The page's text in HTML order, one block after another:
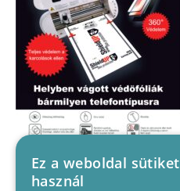
Ez a weboldal sütiket
használ